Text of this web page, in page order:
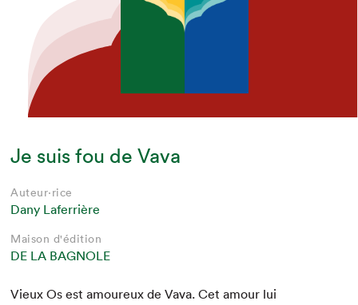
Je suis fou de Vava
Auteur·rice
Dany Laferrière
Maison d'édition
DE LA BAGNOLE
Vieux Os est amoureux de Vava. Cet amour lui